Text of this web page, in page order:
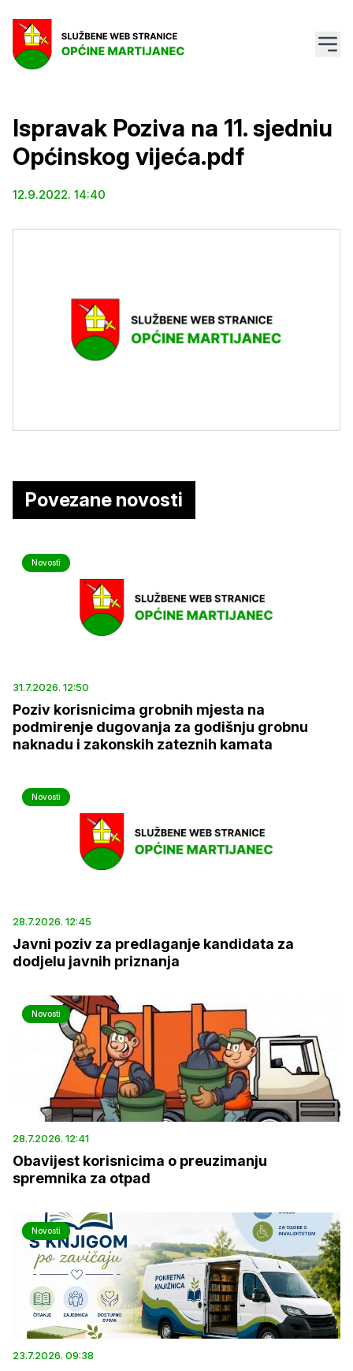
Ispravak Poziva na 11. sjedniu
Općinskog vijeća.pdf
12.9.2022. 14:40
Povezane novosti
Novosti
31.7.2026. 12:50
Poziv korisnicima grobnih mjesta na
podmirenje dugovanja za godišnju grobnu
naknadu i zakonskih zateznih kamata
Novosti
28.7.2026. 12:45
Javni poziv za predlaganje kandidata za
dodjelu javnih priznanja
Novosti
28.7.2026. 12:41
Obavijest korisnicima o preuzimanju
spremnika za otpad
Novosti
23.7.2026. 09:38